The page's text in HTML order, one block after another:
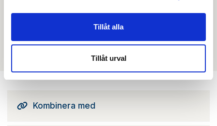
Tillåt alla
Tillåt urval
Det finns ännu ingen film för denna produkt
Kombinera med